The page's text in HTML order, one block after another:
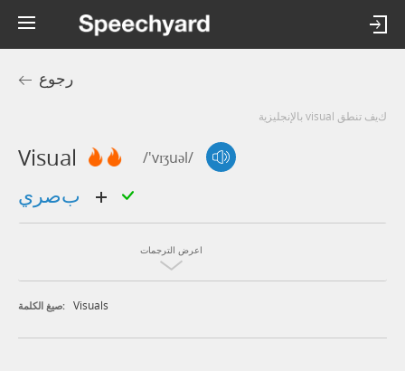
رجوع
كيف تنطق visual بالإنجليزية
Visual /'vɪʒuəl/
اعرض الترجمات
صيغ الكلمة: Visuals